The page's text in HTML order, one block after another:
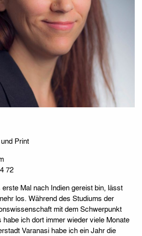
Print
72
Mal nach Indien gereist bin, lässt
los. Während des Studiums der
mit dem Schwerpunkt
ich dort immer wieder viele Monate
Varanasi habe ich ein Jahr die